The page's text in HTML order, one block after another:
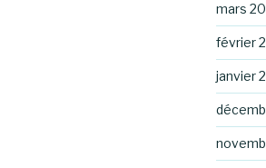
mars
février
janvier